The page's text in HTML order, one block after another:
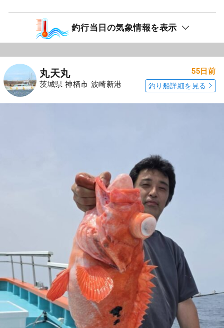
釣行当日の気象情報を表示
丸天丸
茨城県 神栖市 波崎新港
55日前
釣り船詳細を見る